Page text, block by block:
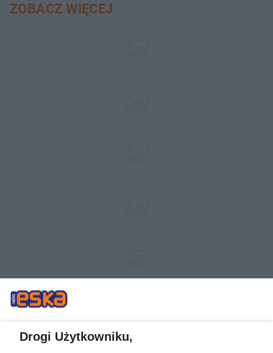
ZOBACZ WIĘCEJ
Drogi Użytkowniku,